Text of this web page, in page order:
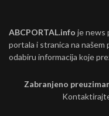
ABCPORTAL.info je news
portala i stranica na
odabiru informacija koje
Zabranjeno